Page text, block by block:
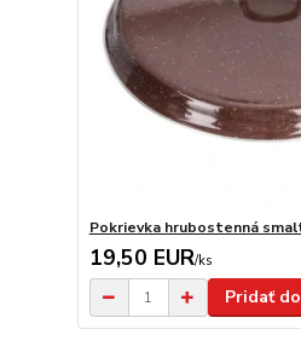
Pokrievka hrubostenná
19,50 EUR/ks
Pridať